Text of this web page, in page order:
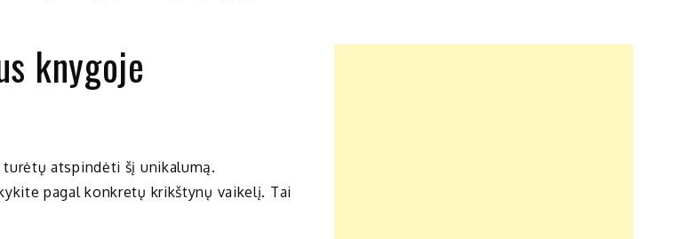
knygoje
turėtų atspindėti šį unikalumą.
pagal konkretų krikštynų vaikelį. Tai